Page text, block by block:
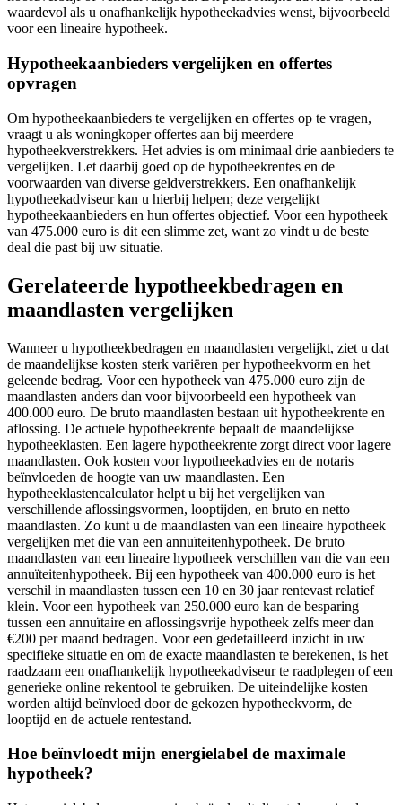
waardevol als u onafhankelijk hypotheekadvies wenst, bijvoorbeeld
voor een lineaire hypotheek.
Hypotheekaanbieders vergelijken en offertes
opvragen
Om hypotheekaanbieders te vergelijken en offertes op te vragen,
vraagt u als woningkoper offertes aan bij meerdere
hypotheekverstrekkers. Het advies is om minimaal drie aanbieders te
vergelijken. Let daarbij goed op de hypotheekrentes en de
voorwaarden van diverse geldverstrekkers. Een onafhankelijk
hypotheekadviseur kan u hierbij helpen; deze vergelijkt
hypotheekaanbieders en hun offertes objectief. Voor een hypotheek
van 475.000 euro is dit een slimme zet, want zo vindt u de beste
deal die past bij uw situatie.
Gerelateerde hypotheekbedragen en
maandlasten vergelijken
Wanneer u hypotheekbedragen en maandlasten vergelijkt, ziet u dat
de maandelijkse kosten sterk variëren per hypotheekvorm en het
geleende bedrag. Voor een hypotheek van 475.000 euro zijn de
maandlasten anders dan voor bijvoorbeeld een hypotheek van
400.000 euro. De bruto maandlasten bestaan uit hypotheekrente en
aflossing. De actuele hypotheekrente bepaalt de maandelijkse
hypotheeklasten. Een lagere hypotheekrente zorgt direct voor lagere
maandlasten. Ook kosten voor hypotheekadvies en de notaris
beïnvloeden de hoogte van uw maandlasten. Een
hypotheeklastencalculator helpt u bij het vergelijken van
verschillende aflossingsvormen, looptijden, en bruto en netto
maandlasten. Zo kunt u de maandlasten van een lineaire hypotheek
vergelijken met die van een annuïteitenhypotheek. De bruto
maandlasten van een lineaire hypotheek verschillen van die van een
annuïteitenhypotheek. Bij een hypotheek van 400.000 euro is het
verschil in maandlasten tussen een 10 en 30 jaar rentevast relatief
klein. Voor een hypotheek van 250.000 euro kan de besparing
tussen een annuïtaire en aflossingsvrije hypotheek zelfs meer dan
€200 per maand bedragen. Voor een gedetailleerd inzicht in uw
specifieke situatie en om de exacte maandlasten te berekenen, is het
raadzaam een onafhankelijk hypotheekadviseur te raadplegen of een
generieke online rekentool te gebruiken. De uiteindelijke kosten
worden altijd beïnvloed door de gekozen hypotheekvorm, de
looptijd en de actuele rentestand.
Hoe beïnvloedt mijn energielabel de maximale
hypotheek?